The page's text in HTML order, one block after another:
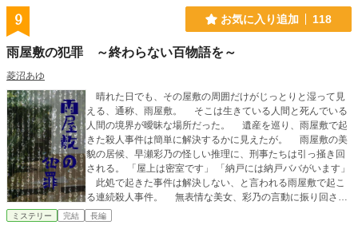
9 お気に入り追加 118
雨屋敷の犯罪 ～終わらない百物語を～
菱沼あゆ
晴れた日でも、その屋敷の周囲だけがじっとりと湿って見
える、通称、雨屋敷。 そこは生きている人間と死んでいる
人間の境界が曖昧な場所だった。 遺産を巡り、雨屋敷で起
きた殺人事件は簡単に解決するかに見えたが。 雨屋敷の美
貌の居候、早瀬彩乃の怪しい推理に、刑事たちは引っ掻き回
される。 「屋上は密室です」 「納戸には納戸ババがいます」
此処で起きた事件は解決しない、と言われる雨屋敷で起こ
る連続殺人事件。 無表情な美女、彩乃の言動に振り回され
ながらも、事件を解決しようとする新米刑事の谷本だったが
ミステリー 完結 長編